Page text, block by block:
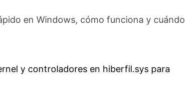
en Windows, cómo funciona y cuándo
y controladores en hiberfil.sys para